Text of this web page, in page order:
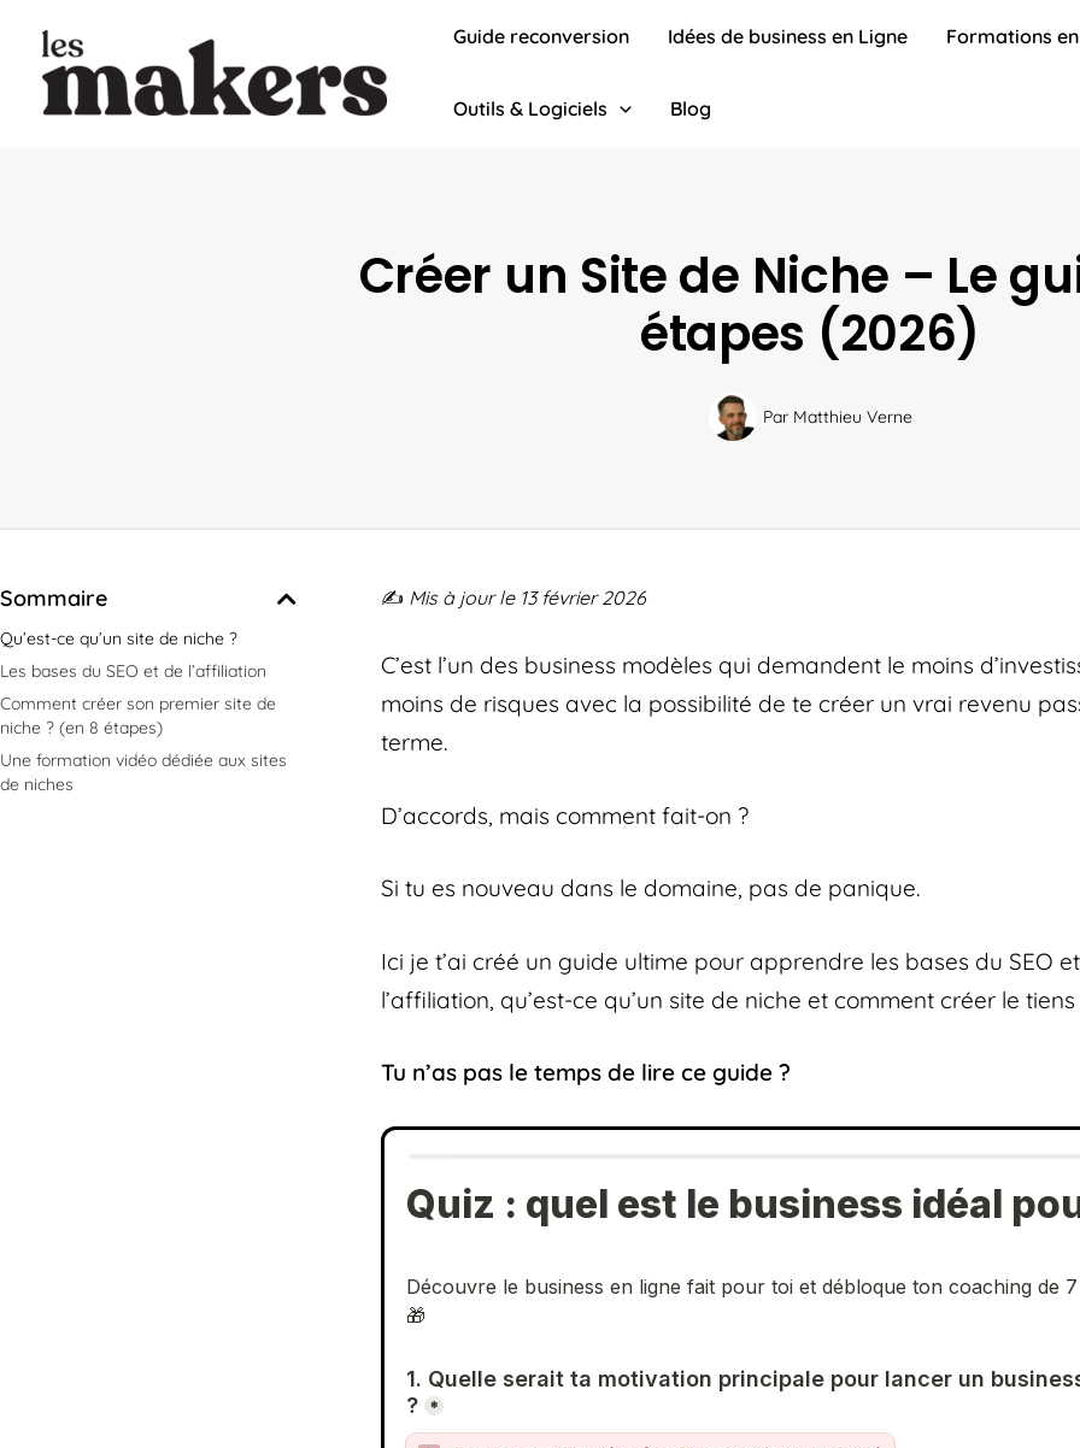
contenu
Guide reconversion Idées de business en Ligne Formations
Outils & Logiciels Blog
Créer un Site de Niche – Le
étapes (2026)
ParMatthieu Verne
Sommaire
Qu’est-ce qu’un site de niche ?
Les bases du SEO et de l’affiliation
Comment créer son premier site de
niche ? (en 8 étapes)
Une formation vidéo dédiée aux sites
de niches
✍️ Mis à jour le 13 février 2026
C’est l’un des business modèles qui demandent le moins
moins de risques avec la possibilité de te créer un vrai revenu
terme.
D’accords, mais comment fait-on ?
Si tu es nouveau dans le domaine, pas de panique.
Ici je t’ai créé un guide ultime pour apprendre les bases du SEO
l’affiliation, qu’est-ce qu’un site de niche et comment créer le
Tu n’as pas le temps de lire ce guide ?